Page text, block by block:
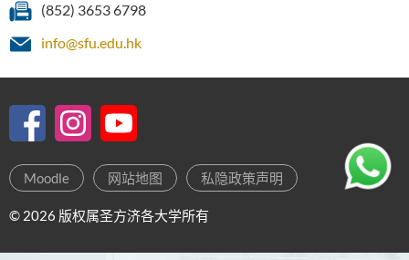
(852) 3653 6798
info@sfu.edu.hk
Moodle 网站地图 私隐政策声明
© 2026 版权属圣方济各大学所有